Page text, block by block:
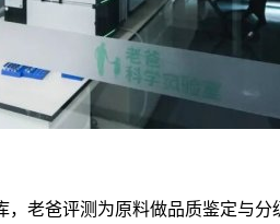
老爸评测为原料做品质鉴定与